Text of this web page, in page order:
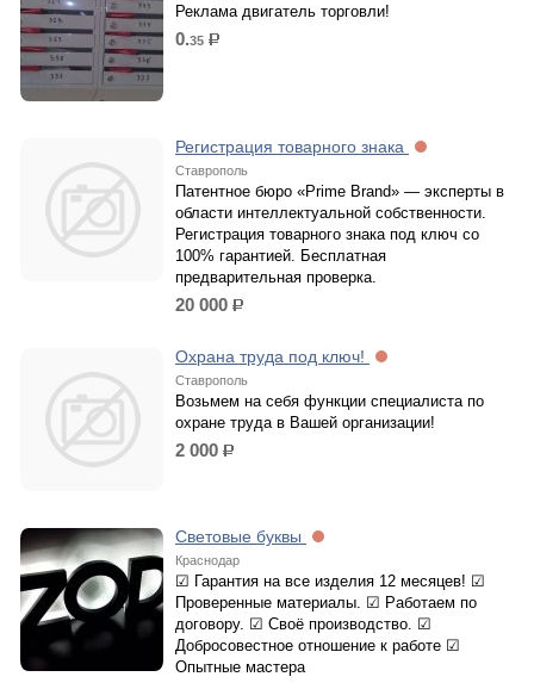
Реклама двигатель торговли!
0.35 р.
Регистрация товарного знака
Ставрополь
Патентное бюро «Prime Brand» — эксперты в
области интеллектуальной собственности.
Регистрация товарного знака под ключ со
100% гарантией. Бесплатная
предварительная проверка.
20 000 р.
Охрана труда под ключ!
Ставрополь
Возьмем на себя функции специалиста по
охране труда в Вашей организации!
2 000 р.
Световые буквы
Краснодар
☑ Гарантия на все изделия 12 месяцев! ☑
Проверенные материалы. ☑ Работаем по
договору. ☑ Своё производство. ☑
Добросовестное отношение к работе ☑
Опытные мастера